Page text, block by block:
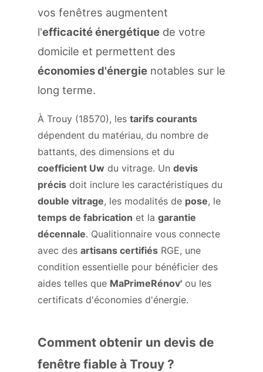
vos fenêtres augmentent
l'efficacité énergétique de votre
domicile et permettent des
économies d'énergie notables sur le
long terme.
À Trouy (18570), les tarifs courants
dépendent du matériau, du nombre de
battants, des dimensions et du
coefficient Uw du vitrage. Un devis
précis doit inclure les caractéristiques du
double vitrage, les modalités de pose, le
temps de fabrication et la garantie
décennale. Qualitionnaire vous connecte
avec des artisans certifiés RGE, une
condition essentielle pour bénéficier des
aides telles que MaPrimeRénov' ou les
certificats d'économies d'énergie.
Comment obtenir un devis de
fenêtre fiable à Trouy ?